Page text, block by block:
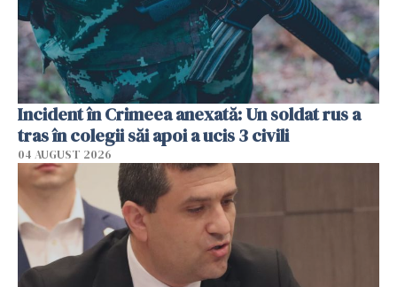
Incident în Crimeea anexată: Un soldat rus a
tras în colegii săi apoi a ucis 3 civili
04 AUGUST 2026